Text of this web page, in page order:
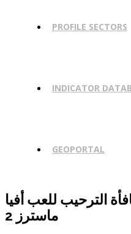
PROFILE SECTORS
INDICATOR
GEOPORTAL
الترحيب للعب أفيا
ماسترز 2